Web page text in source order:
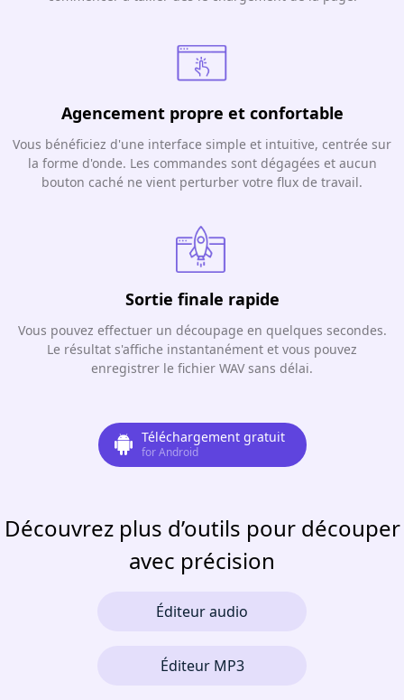
Agencement propre et confortable
Vous bénéficiez d'une interface simple et intuitive, centrée sur
la forme d'onde. Les commandes sont dégagées et aucun
bouton caché ne vient perturber votre flux de travail.
Sortie finale rapide
Vous pouvez effectuer un découpage en quelques secondes.
Le résultat s'affiche instantanément et vous pouvez
enregistrer le fichier WAV sans délai.
Téléchargement gratuit
for Android
Découvrez plus d’outils pour découper
avec précision
Éditeur audio
Éditeur MP3